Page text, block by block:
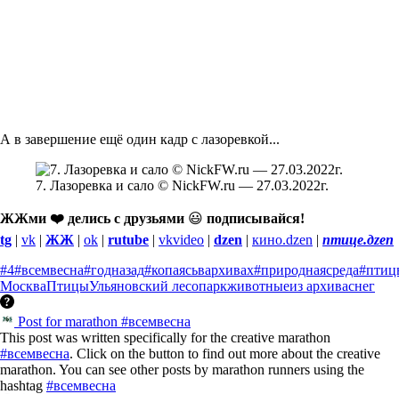
А в завершение ещё один кадр с лазоревкой...
7. Лазоревка и сало © NickFW.ru — 27.03.2022г.
ЖЖми ❤️ делись с друзьями 😃 подписывайся!
tg | vk | ЖЖ | ok | rutube | vkvideo | dzen | кино.dzen | птице.дzen
#4#всемвесна#годназад#копаясьвархивах#природнаясреда
МоскваПтицыУльяновский лесопаркживотныеиз архиваснег
Post for marathon #всемвесна
This post was written specifically for the creative marathon
#всемвесна. Click on the button to find out more about the creative
marathon. You can see other posts by marathon runners using the
hashtag #всемвесна